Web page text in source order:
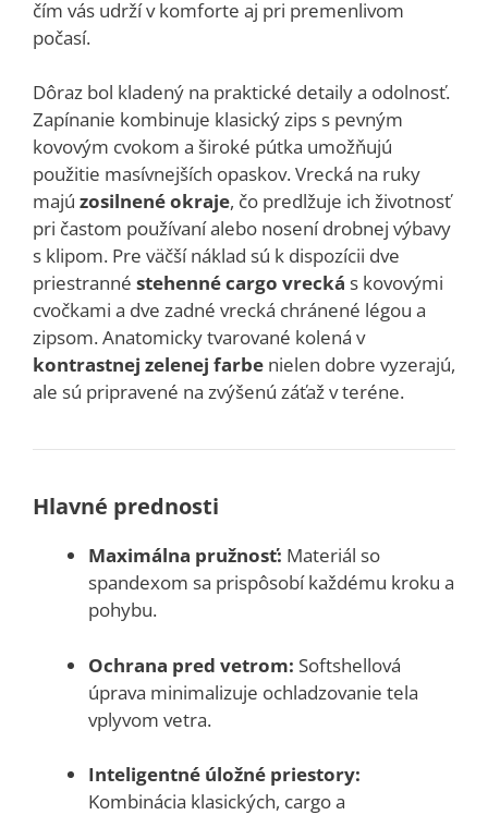
čím vás udrží v komforte aj pri premenlivom
počasí.
Dôraz bol kladený na praktické detaily a odolnosť.
Zapínanie kombinuje klasický zips s pevným
kovovým cvokom a široké pútka umožňujú
použitie masívnejších opaskov. Vrecká na ruky
majú zosilnené okraje, čo predlžuje ich životnosť
pri častom používaní alebo nosení drobnej výbavy
s klipom. Pre väčší náklad sú k dispozícii dve
priestranné stehenné cargo vrecká s kovovými
cvočkami a dve zadné vrecká chránené légou a
zipsom. Anatomicky tvarované kolená v
kontrastnej zelenej farbe nielen dobre vyzerajú,
ale sú pripravené na zvýšenú záťaž v teréne.
Hlavné prednosti
Maximálna pružnosť: Materiál so
spandexom sa prispôsobí každému kroku a
pohybu.
Ochrana pred vetrom: Softshellová
úprava minimalizuje ochladzovanie tela
vplyvom vetra.
Inteligentné úložné priestory:
Kombinácia klasických, cargo a